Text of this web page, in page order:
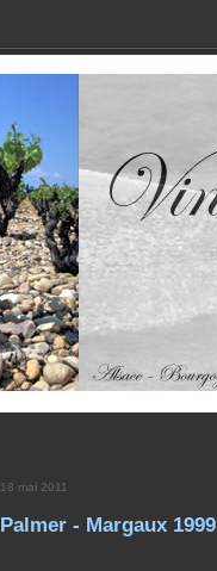
18 mai 2011
Palmer - Margaux 1999